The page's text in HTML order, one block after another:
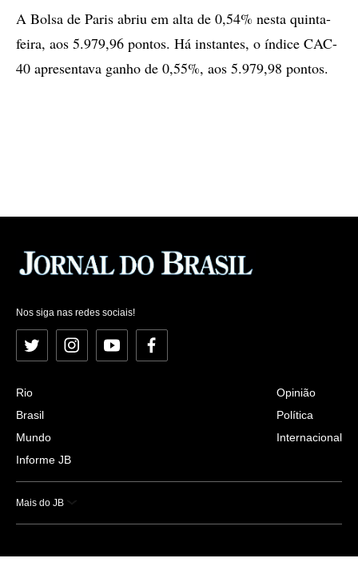
compartilhamento
A Bolsa de Paris abriu em alta de 0,54% nesta quinta-
feira, aos 5.979,96 pontos. Há instantes, o índice CAC-
40 apresentava ganho de 0,55%, aos 5.979,98 pontos.
Nos siga nas redes sociais!
Twitter InstagramYouTubeFacebook
Rio
Brasil
Mundo
Informe JB
Opinião
Política
Internacional
Mais do JB
Esportes